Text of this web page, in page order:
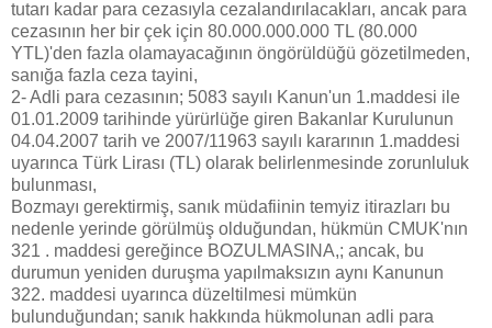
tutarı kadar para cezasıyla cezalandırılacakları, ancak para
cezasının her bir çek için 80.000.000.000 TL (80.000
YTL)'den fazla olamayacağının öngörüldüğü gözetilmeden,
sanığa fazla ceza tayini,
2- Adli para cezasının; 5083 sayılı Kanun'un 1.maddesi ile
01.01.2009 tarihinde yürürlüğe giren Bakanlar Kurulunun
04.04.2007 tarih ve 2007/11963 sayılı kararının 1.maddesi
uyarınca Türk Lirası (TL) olarak belirlenmesinde zorunluluk
bulunması,
Bozmayı gerektirmiş, sanık müdafiinin temyiz itirazları bu
nedenle yerinde görülmüş olduğundan, hükmün CMUK'nın
321 . maddesi gereğince BOZULMASINA,; ancak, bu
durumun yeniden duruşma yapılmaksızın aynı Kanunun
322. maddesi uyarınca düzeltilmesi mümkün
bulunduğundan; sanık hakkında hükmolunan adli para